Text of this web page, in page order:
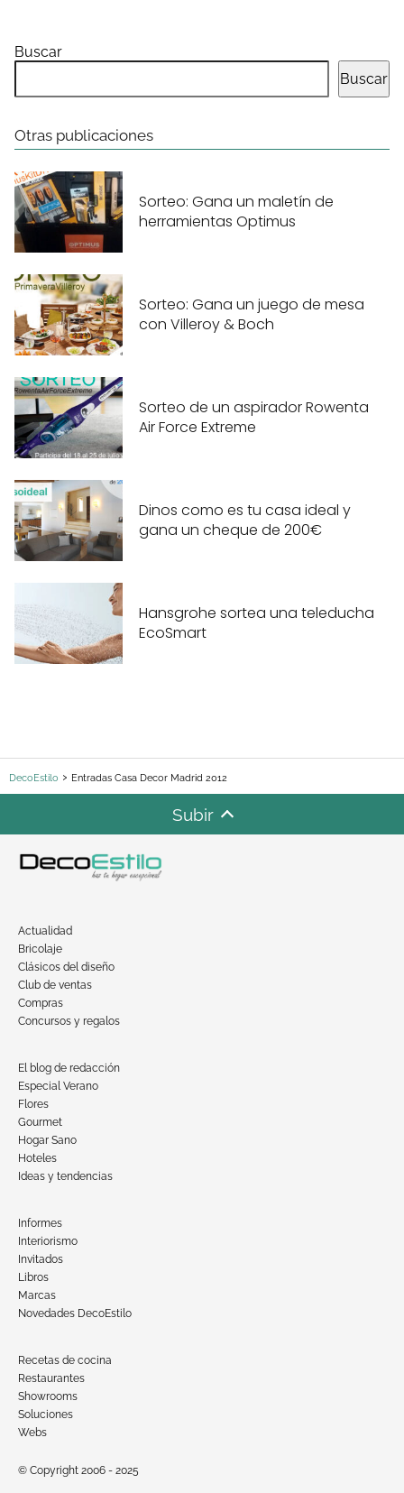
Buscar
Buscar
Otras publicaciones
Sorteo: Gana un maletín de
herramientas Optimus
Sorteo: Gana un juego de mesa
con Villeroy & Boch
Sorteo de un aspirador Rowenta
Air Force Extreme
Dinos como es tu casa ideal y
gana un cheque de 200€
Hansgrohe sortea una teleducha
EcoSmart
DecoEstilo Entradas Casa Decor Madrid 2012
Subir
Actualidad
Bricolaje
Clásicos del diseño
Club de ventas
Compras
Concursos y regalos
El blog de redacción
Especial Verano
Flores
Gourmet
Hogar Sano
Hoteles
Ideas y tendencias
Informes
Interiorismo
Invitados
Libros
Marcas
Novedades DecoEstilo
Recetas de cocina
Restaurantes
Showrooms
Soluciones
Webs
© Copyright 2006 - 2025